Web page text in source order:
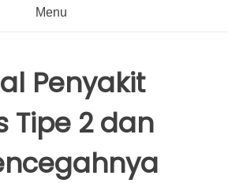
Menu
Penyakit
Tipe 2 dan